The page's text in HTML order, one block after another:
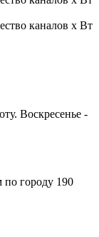
каналов х Вт
Воскресенье -
по городу 190